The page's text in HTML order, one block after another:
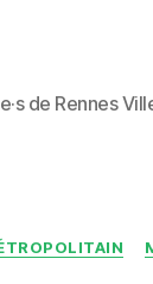
de Rennes